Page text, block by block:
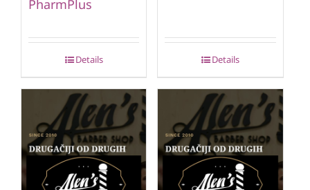
PharmPlus
Details Details